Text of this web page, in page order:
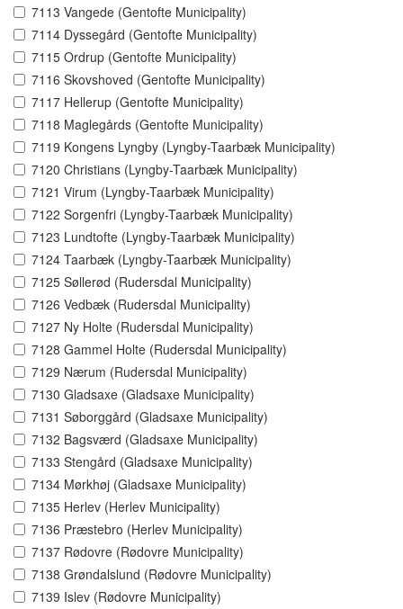
7113 Vangede (Gentofte Municipality)
7114 Dyssegård (Gentofte Municipality)
7115 Ordrup (Gentofte Municipality)
7116 Skovshoved (Gentofte Municipality)
7117 Hellerup (Gentofte Municipality)
7118 Maglegårds (Gentofte Municipality)
7119 Kongens Lyngby (Lyngby-Taarbæk Municipality)
7120 Christians (Lyngby-Taarbæk Municipality)
7121 Virum (Lyngby-Taarbæk Municipality)
7122 Sorgenfri (Lyngby-Taarbæk Municipality)
7123 Lundtofte (Lyngby-Taarbæk Municipality)
7124 Taarbæk (Lyngby-Taarbæk Municipality)
7125 Søllerød (Rudersdal Municipality)
7126 Vedbæk (Rudersdal Municipality)
7127 Ny Holte (Rudersdal Municipality)
7128 Gammel Holte (Rudersdal Municipality)
7129 Nærum (Rudersdal Municipality)
7130 Gladsaxe (Gladsaxe Municipality)
7131 Søborggård (Gladsaxe Municipality)
7132 Bagsværd (Gladsaxe Municipality)
7133 Stengård (Gladsaxe Municipality)
7134 Mørkhøj (Gladsaxe Municipality)
7135 Herlev (Herlev Municipality)
7136 Præstebro (Herlev Municipality)
7137 Rødovre (Rødovre Municipality)
7138 Grøndalslund (Rødovre Municipality)
7139 Islev (Rødovre Municipality)